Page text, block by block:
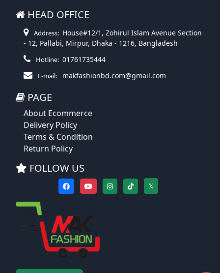
HEAD OFFICE
Address: House#12/1, Zohirul Islam Avenue Section
- 12, Pallabi, Mirpur, Dhaka - 1216, Bangladesh
Hotline: 01761735444
E-mail: makfashionbd.com@gmail.com
PAGE
About Ecommerce
Delivery Policy
Terms & Condition
Return Policy
FOLLOW US
𝕏